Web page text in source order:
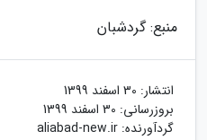
منبع: گردشبان
انتشار: 30 اسفند 1399
بروزرسانی: 30 اسفند 1399
گردآورنده: aliabad-new.ir